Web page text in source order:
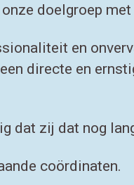
doelgroep
en
directe en
dat zij dat nog
coördinaten.